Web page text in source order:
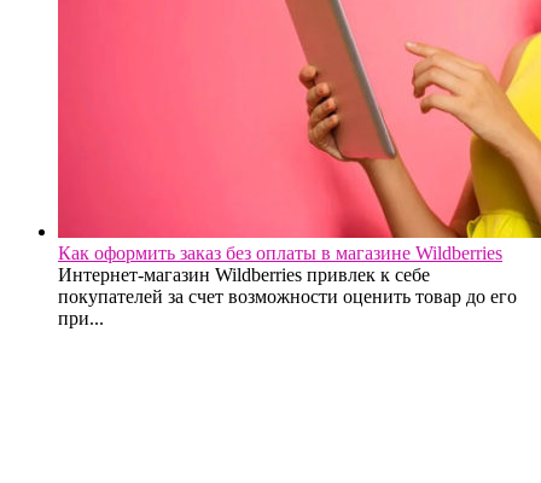
Как оформить заказ без оплаты в магазине Wildberries
Интернет-магазин Wildberries привлек к себе
покупателей за счет возможности оценить товар до его
при...